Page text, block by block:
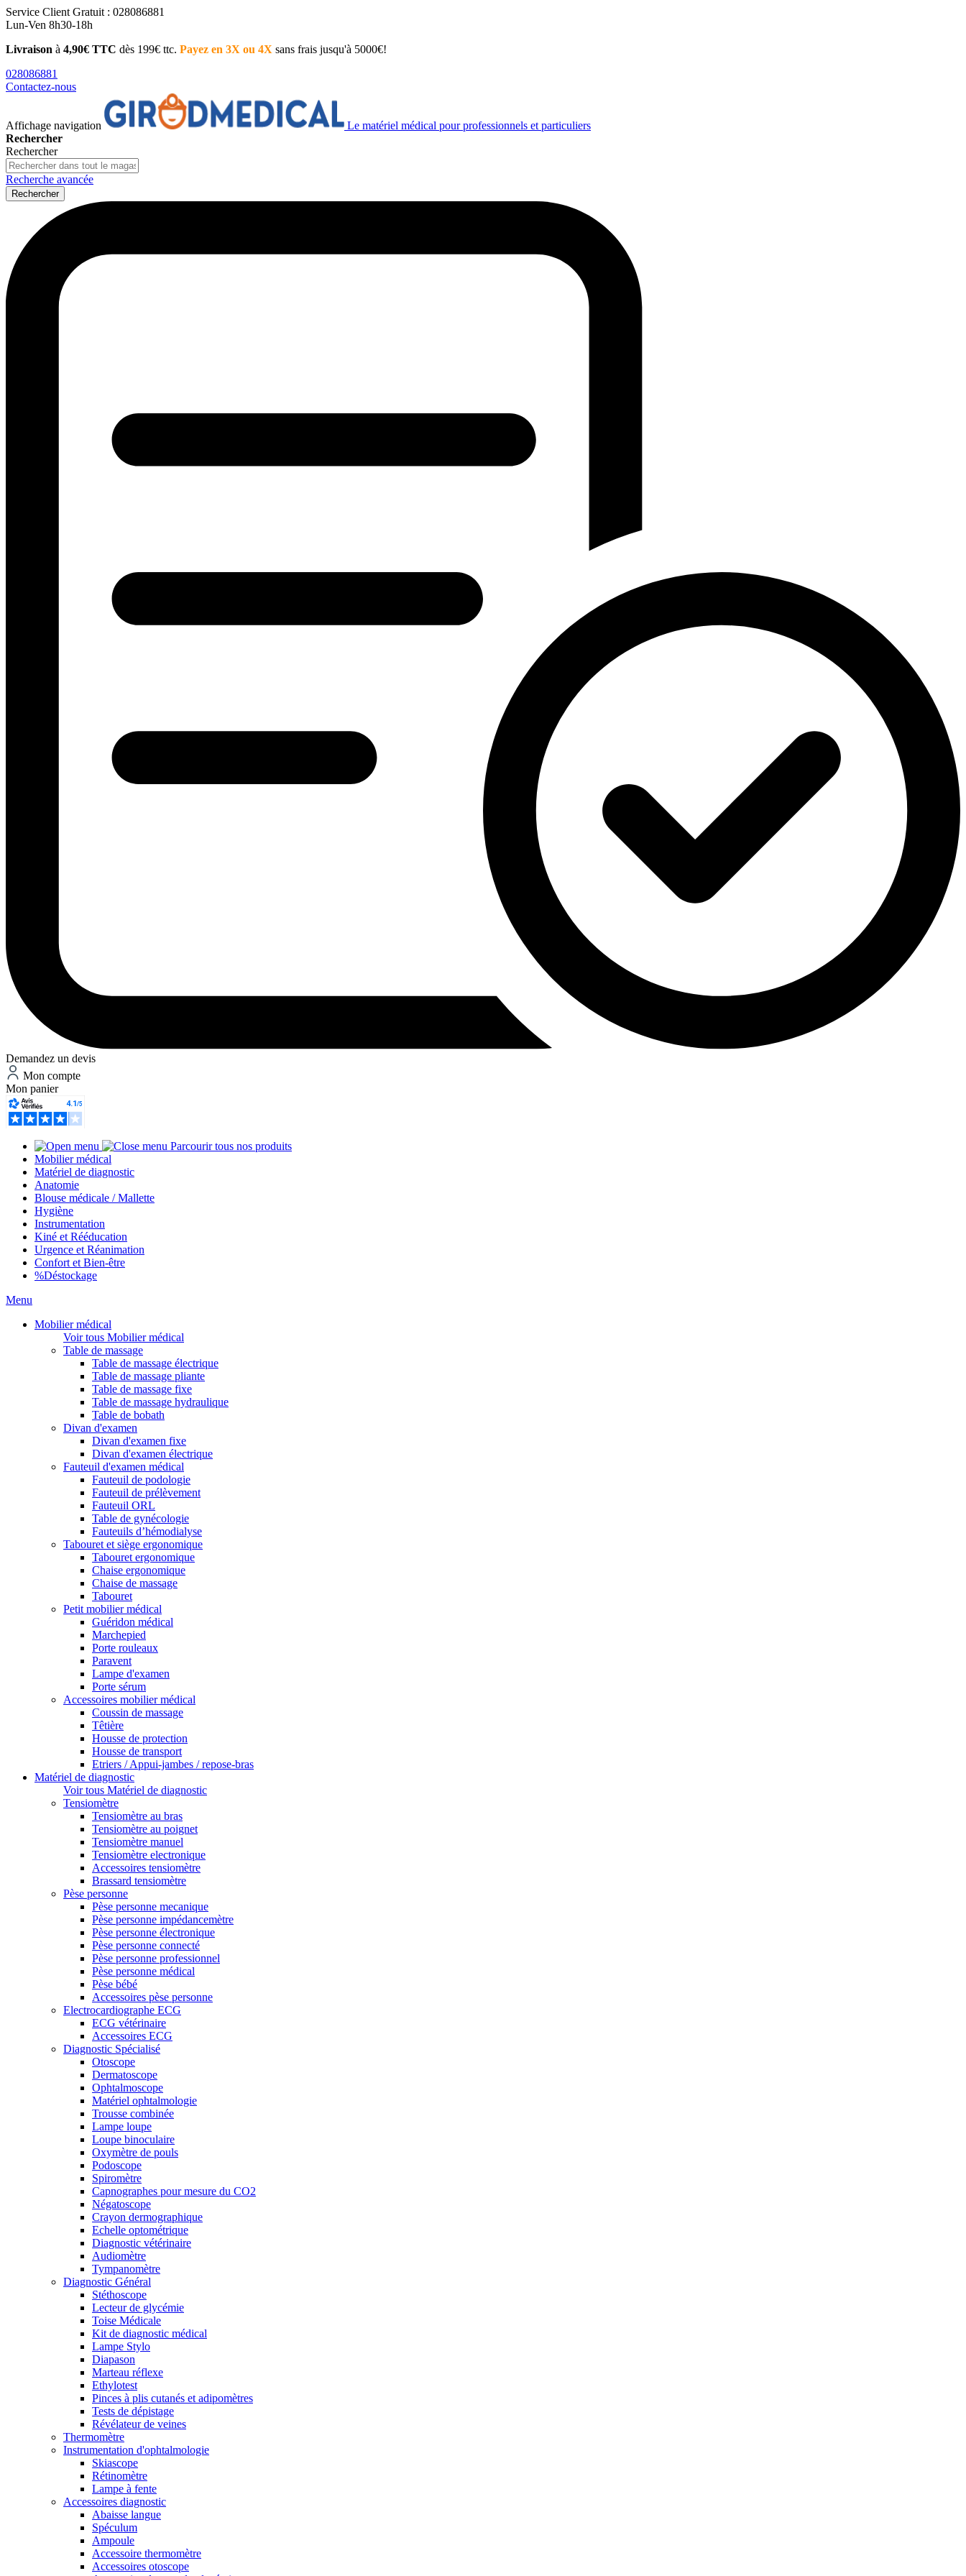
Service Client Gratuit : 028086881
Lun-Ven 8h30-18h
Livraison à 4,90€ TTC dès 199€ ttc. Payez en 3X ou 4X sans frais jusqu'à 5000€!
028086881
Contactez-nous
Affichage navigation
Le matériel médical pour professionnels et particuliers
Rechercher
Rechercher
Recherche avancée
Rechercher
Demandez un devis
Mon compte
Mon panier
Parcourir tous nos produits
Mobilier médical
Matériel de diagnostic
Anatomie
Blouse médicale / Mallette
Hygiène
Instrumentation
Kiné et Rééducation
Urgence et Réanimation
Confort et Bien-être
%Déstockage
Menu
Mobilier médical
Voir tous Mobilier médical
Table de massage
Table de massage électrique
Table de massage pliante
Table de massage fixe
Table de massage hydraulique
Table de bobath
Divan d'examen
Divan d'examen fixe
Divan d'examen électrique
Fauteuil d'examen médical
Fauteuil de podologie
Fauteuil de prélèvement
Fauteuil ORL
Table de gynécologie
Fauteuils d’hémodialyse
Tabouret et siège ergonomique
Tabouret ergonomique
Chaise ergonomique
Chaise de massage
Tabouret
Petit mobilier médical
Guéridon médical
Marchepied
Porte rouleaux
Paravent
Lampe d'examen
Porte sérum
Accessoires mobilier médical
Coussin de massage
Têtière
Housse de protection
Housse de transport
Etriers / Appui-jambes / repose-bras
Matériel de diagnostic
Voir tous Matériel de diagnostic
Tensiomètre
Tensiomètre au bras
Tensiomètre au poignet
Tensiomètre manuel
Tensiomètre electronique
Accessoires tensiomètre
Brassard tensiomètre
Pèse personne
Pèse personne mecanique
Pèse personne impédancemètre
Pèse personne électronique
Pèse personne connecté
Pèse personne professionnel
Pèse personne médical
Pèse bébé
Accessoires pèse personne
Electrocardiographe ECG
ECG vétérinaire
Accessoires ECG
Diagnostic Spécialisé
Otoscope
Dermatoscope
Ophtalmoscope
Matériel ophtalmologie
Trousse combinée
Lampe loupe
Loupe binoculaire
Oxymètre de pouls
Podoscope
Spiromètre
Capnographes pour mesure du CO2
Négatoscope
Crayon dermographique
Echelle optométrique
Diagnostic vétérinaire
Audiomètre
Tympanomètre
Diagnostic Général
Stéthoscope
Lecteur de glycémie
Toise Médicale
Kit de diagnostic médical
Lampe Stylo
Diapason
Marteau réflexe
Ethylotest
Pinces à plis cutanés et adipomètres
Tests de dépistage
Révélateur de veines
Thermomètre
Instrumentation d'ophtalmologie
Skiascope
Rétinomètre
Lampe à fente
Accessoires diagnostic
Abaisse langue
Spéculum
Ampoule
Accessoire thermomètre
Accessoires otoscope